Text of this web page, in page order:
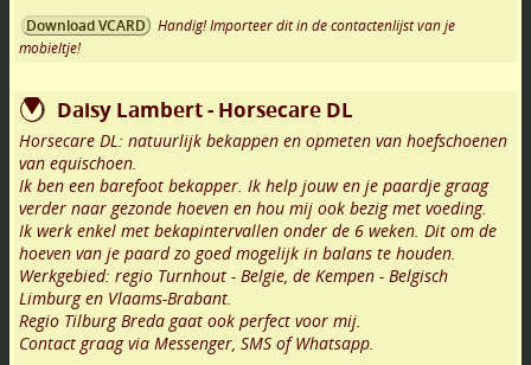
Download VCARD
Handig! Importeer dit in de contactenlijst van je
mobieltje!
Daisy Lambert - Horsecare DL
Horsecare DL: natuurlijk bekappen en opmeten van hoefschoenen
van equischoen.
Ik ben een barefoot bekapper. Ik help jouw en je paardje graag
verder naar gezonde hoeven en hou mij ook bezig met voeding.
Ik werk enkel met bekapintervallen onder de 6 weken. Dit om de
hoeven van je paard zo goed mogelijk in balans te houden.
Werkgebied: regio Turnhout - Belgie, de Kempen - Belgisch
Limburg en Vlaams-Brabant.
Regio Tilburg Breda gaat ook perfect voor mij.
Contact graag via Messenger, SMS of Whatsapp.